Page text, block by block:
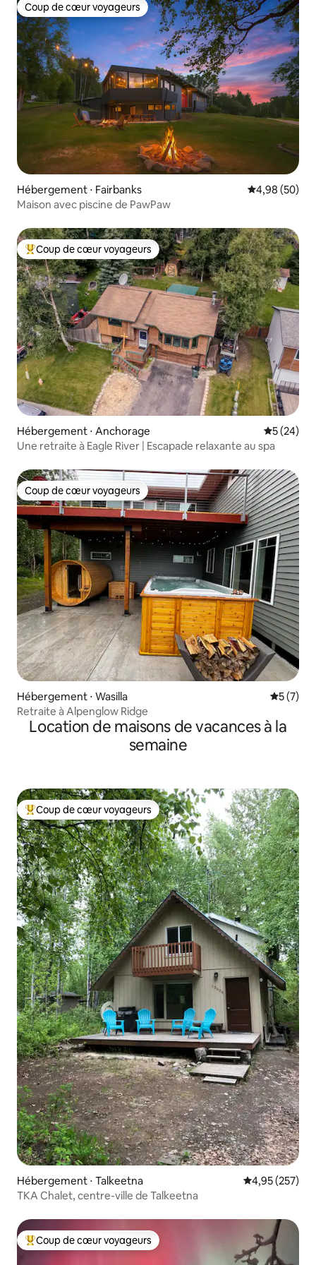
Coup de cœur voyageurs
Coup de cœur voyageurs
Hébergement ⋅ Fairbanks Évaluation
4,98 (50)
Maison avec piscine de PawPaw
Coups de cœur voyageurs les plus appréciés
Coup de cœur voyageurs
Hébergement ⋅ Anchorage
5 (24)
Une retraite à Eagle River | Escapade relaxante au spa
Coup de cœur voyageurs
Coup de cœur voyageurs
Hébergement ⋅ Wasilla
5 (7)
Retraite à Alpenglow Ridge
Location de maisons de vacances à la
semaine
Coups de cœur voyageurs les plus appréciés
Coup de cœur voyageurs
Hébergement ⋅ Talkeetna Évaluation
4,95 (257)
TKA Chalet, centre-ville de Talkeetna
Coups de cœur voyageurs les plus appréciés
Coup de cœur voyageurs